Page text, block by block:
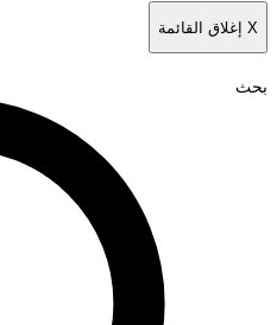
X إغلاق القائمة
بحث